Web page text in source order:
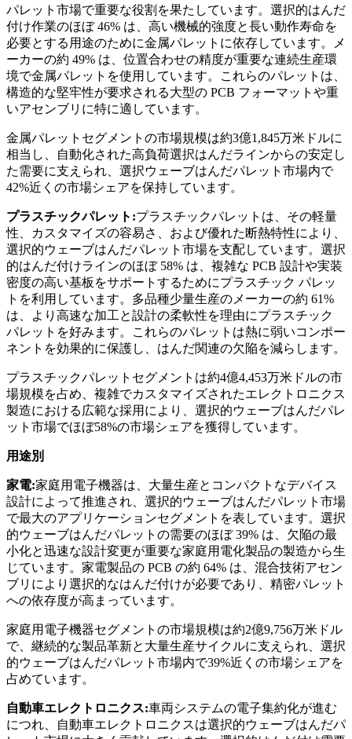
パレット市場で重要な役割を果たしています。選択的はんだ
付け作業のほぼ 46% は、高い機械的強度と長い動作寿命を
必要とする用途のために金属パレットに依存しています。メ
ーカーの約 49% は、位置合わせの精度が重要な連続生産環
境で金属パレットを使用しています。これらのパレットは、
構造的な堅牢性が要求される大型の PCB フォーマットや重
いアセンブリに特に適しています。
金属パレットセグメントの市場規模は約3億1,845万米ドルに
相当し、自動化された高負荷選択はんだラインからの安定し
た需要に支えられ、選択ウェーブはんだパレット市場内で
42%近くの市場シェアを保持しています。
プラスチックパレット:プラスチックパレットは、その軽量
性、カスタマイズの容易さ、および優れた断熱特性により、
選択的ウェーブはんだパレット市場を支配しています。選択
的はんだ付けラインのほぼ 58% は、複雑な PCB 設計や実装
密度の高い基板をサポートするためにプラスチック パレッ
トを利用しています。多品種少量生産のメーカーの約 61%
は、より高速な加工と設計の柔軟性を理由にプラスチック
パレットを好みます。これらのパレットは熱に弱いコンポー
ネントを効果的に保護し、はんだ関連の欠陥を減らします。
プラスチックパレットセグメントは約4億4,453万米ドルの市
場規模を占め、複雑でカスタマイズされたエレクトロニクス
製造における広範な採用により、選択的ウェーブはんだパレ
ット市場でほぼ58%の市場シェアを獲得しています。
用途別
家電:家庭用電子機器は、大量生産とコンパクトなデバイス
設計によって推進され、選択的ウェーブはんだパレット市場
で最大のアプリケーションセグメントを表しています。選択
的ウェーブはんだパレットの需要のほぼ 39% は、欠陥の最
小化と迅速な設計変更が重要な家庭用電化製品の製造から生
じています。家電製品の PCB の約 64% は、混合技術アセン
ブリにより選択的なはんだ付けが必要であり、精密パレット
への依存度が高まっています。
家庭用電子機器セグメントの市場規模は約2億9,756万米ドル
で、継続的な製品革新と大量生産サイクルに支えられ、選択
的ウェーブはんだパレット市場内で39%近くの市場シェアを
占めています。
自動車エレクトロニクス:車両システムの電子集約化が進む
につれ、自動車エレクトロニクスは選択的ウェーブはんだパ